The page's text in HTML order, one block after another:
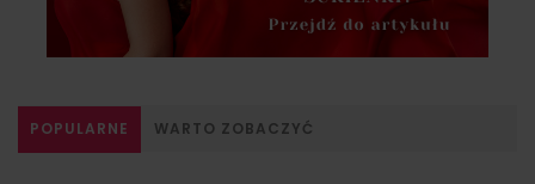
POPULARNE WARTO ZOBACZYĆ